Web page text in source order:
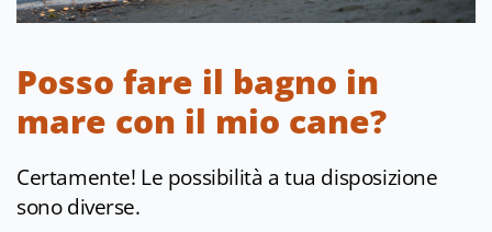
Posso fare il bagno in
mare con il mio cane?
Certamente! Le possibilità a tua disposizione
sono diverse.